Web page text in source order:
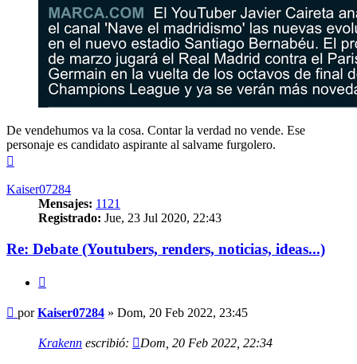
De vendehumos va la cosa. Contar la verdad no vende. Ese
personaje es candidato aspirante al salvame furgolero.
Kaiser07284
Mensajes: 1121
Registrado: Jue, 23 Jul 2020, 22:43
Re: Debate (Youtubers, renders, noticias, ideas...)
Mensaje
porKaiser07284 » Dom, 20 Feb 2022, 23:45
Krakenn escribió: Dom, 20 Feb 2022, 22:34